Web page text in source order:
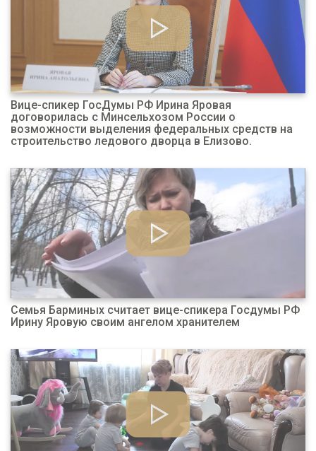
Вице-спикер ГосДумы РФ Ирина Яровая
договорилась с Минсельхозом России о
возможности выделения федеральных средств на
строительство ледового дворца в Елизово.
Семья Барминых считает вице-спикера Госдумы РФ
Ирину Яровую своим ангелом хранителем